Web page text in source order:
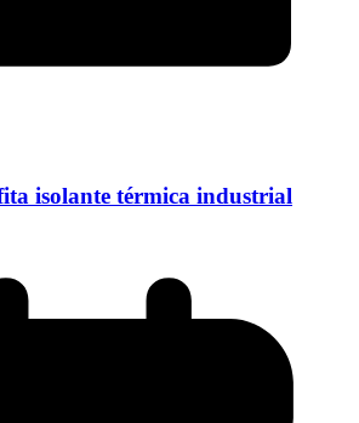
isolante térmica industrial